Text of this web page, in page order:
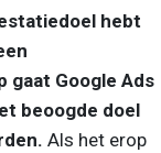
hebt
gaat Google Ads
beoogde doel
Als het erop